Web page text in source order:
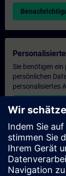
Sie benötigen
persönlichen
personalisiertes
Persönliches
Anfrage
Haben Sie
brauchen ein